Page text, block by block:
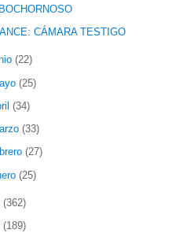
CÁMARA TESTIGO
(22)
(25)
(34)
(33)
(27)
(25)
(362)
(189)